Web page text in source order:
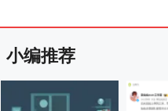
小编推荐